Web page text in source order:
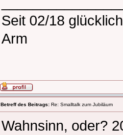
Seit 02/18
Arm
Betreff des Beitrags: Re: Smalltalk zum Jubiläum
Wahnsinn, oder?